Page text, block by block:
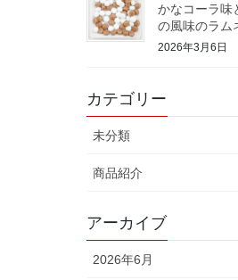
かなコーラ味
の風味のラム
2026年3月6日
カテゴリー
未分類
商品紹介
アーカイブ
2026年6月